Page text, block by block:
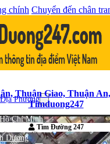
chính Chuyển đến chân
Phương
Chí Minh
Rịa – Vũng Tàu
Dương
Thuận Giao, Thuận
Timduong247
Tìm Đường 247